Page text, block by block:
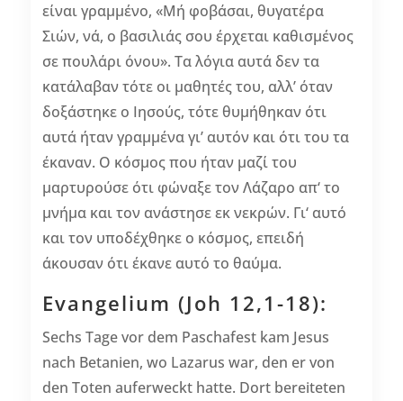
είναι γραμμένο, «Μή φοβάσαι, θυγατέρα
Σιών, νά, ο βασιλιάς σου έρχεται καθισμένος
σε πουλάρι όνου». Τα λόγια αυτά δεν τα
κατάλαβαν τότε οι μαθητές του, αλλ’ όταν
δοξάστηκε ο Ιησούς, τότε θυμήθηκαν ότι
αυτά ήταν γραμμένα γι’ αυτόν και ότι του τα
έκαναν. Ο κόσμος που ήταν μαζί του
μαρτυρούσε ότι φώναξε τον Λάζαρο απ‘ το
μνήμα και τον ανάστησε εκ νεκρών. Γι‘ αυτό
και τον υποδέχθηκε ο κόσμος, επειδή
άκουσαν ότι έκανε αυτό το θαύμα.
Evangelium (Joh 12,1-18):
Sechs Tage vor dem Paschafest kam Jesus
nach Betanien, wo Lazarus war, den er von
den Toten auferweckt hatte. Dort bereiteten